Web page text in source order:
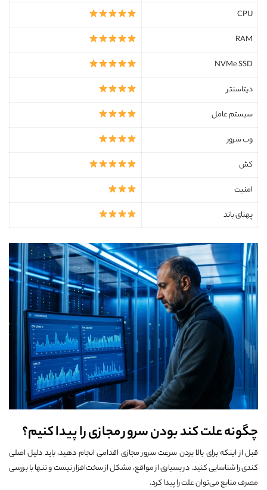
CPU
RAM
NVMe SSD
دیتاسنتر
سیستم عامل
وب سرور
کش
امنیت
پهنای باند
چگونه علت کند بودن سرور مجازی را پیدا کنیم؟
قبل از اینکه برای بالا بردن سرعت سرور مجازی اقدامی انجام دهید، باید دلیل اصلی
کندی را شناسایی کنید. در بسیاری از مواقع، مشکل از سخت‌افزار نیست و تنها با بررسی
مصرف منابع می‌توان علت را پیدا کرد.